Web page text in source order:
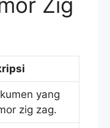
yang
zig zag.